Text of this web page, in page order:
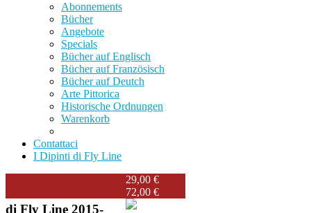
Abonnements
Bücher
Angebote
Specials
Bücher auf Englisch
Bücher auf Französisch
Bücher auf Deutch
Arte Pittorica
Historische Ordnungen
Warenkorb
Contattaci
I Dipinti di Fly Line
di Fly Line 2015-
29,00 €
72,00 €